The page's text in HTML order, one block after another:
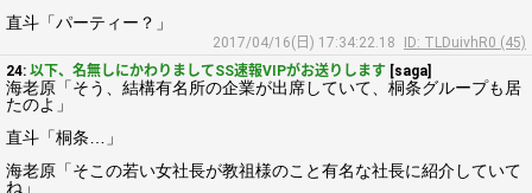
直斗「パーティー？」
2017/04/16(日) 17:34:22.18
ID: TLDuivhR0 (45)
24: 以下、名無しにかわりましてSS速報VIPがお送りします [saga]
海老原「そう、結構有名所の企業が出席していて、桐条グループも居
たのよ」
直斗「桐条…」
海老原「そこの若い女社長が教祖様のこと有名な社長に紹介していて
ね」